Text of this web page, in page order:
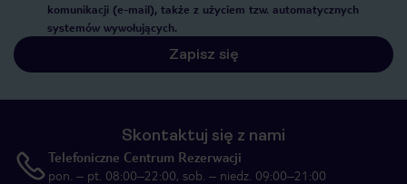
komunikacji (e-mail), także z użyciem tzw. automatycznych
systemów wywołujących.
Zapisz się
Skontaktuj się z nami
Telefoniczne Centrum Rezerwacji
pon. – pt. 08:00–22:00, sob. – niedz. 09:00–21:00